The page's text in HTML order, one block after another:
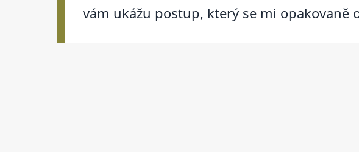
vám ukážu postup, který se mi opakovaně